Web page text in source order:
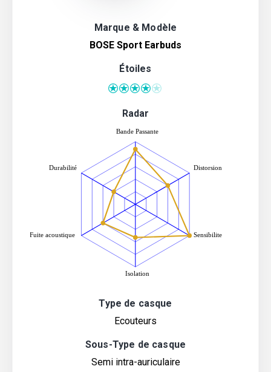
Marque & Modèle
BOSE Sport Earbuds
Étoiles
Radar
Type de casque
Ecouteurs
Sous-Type de casque
Semi intra-auriculaire